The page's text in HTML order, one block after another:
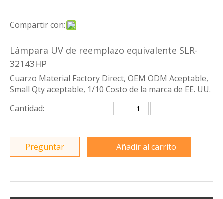
Compartir con:
Lámpara UV de reemplazo equivalente SLR-
32143HP
Cuarzo Material Factory Direct, OEM ODM Aceptable,
Small Qty aceptable, 1/10 Costo de la marca de EE. UU.
Cantidad:
Preguntar Añadir al carrito